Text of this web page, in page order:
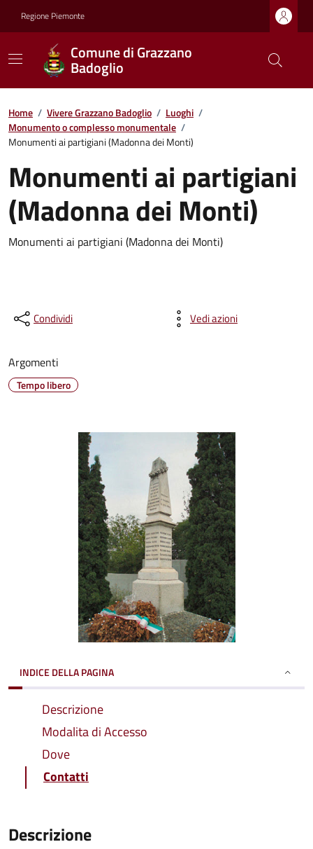
Regione Piemonte
Comune di Grazzano
Badoglio
Home / Vivere Grazzano Badoglio / Luoghi /
Monumento o complesso monumentale /
Monumenti ai partigiani (Madonna dei Monti)
Monumenti ai partigiani
(Madonna dei Monti)
Monumenti ai partigiani (Madonna dei Monti)
Condividi Vedi azioni
Argomenti
Tempo libero
INDICE DELLA PAGINA
Descrizione
Modalita di Accesso
Dove
Contatti
Descrizione